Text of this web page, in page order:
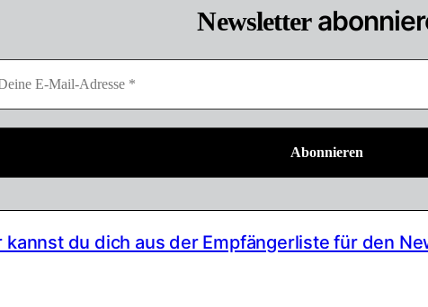
Newsletter
kannst du dich aus der Empfängerliste für den